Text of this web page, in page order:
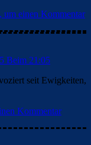
um einen Kommentar
Beim 21:05
seit Ewigkeiten,
Kommentar